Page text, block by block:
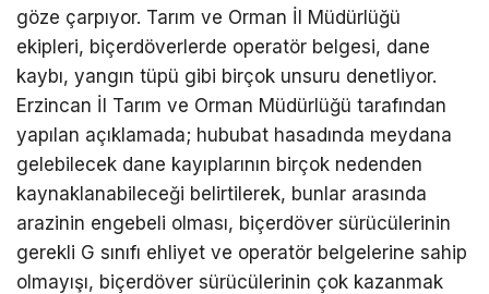
göze çarpıyor. Tarım ve Orman İl Müdürlüğü
ekipleri, biçerdöverlerde operatör belgesi, dane
kaybı, yangın tüpü gibi birçok unsuru denetliyor.
Erzincan İl Tarım ve Orman Müdürlüğü tarafından
yapılan açıklamada; hububat hasadında meydana
gelebilecek dane kayıplarının birçok nedenden
kaynaklanabileceği belirtilerek, bunlar arasında
arazinin engebeli olması, biçerdöver sürücülerinin
gerekli G sınıfı ehliyet ve operatör belgelerine sahip
olmayışı, biçerdöver sürücülerinin çok kazanmak